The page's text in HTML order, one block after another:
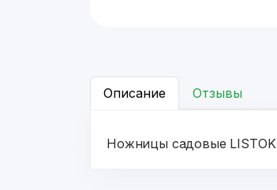
Описание Отзывы
Ножницы садовые LISTOK